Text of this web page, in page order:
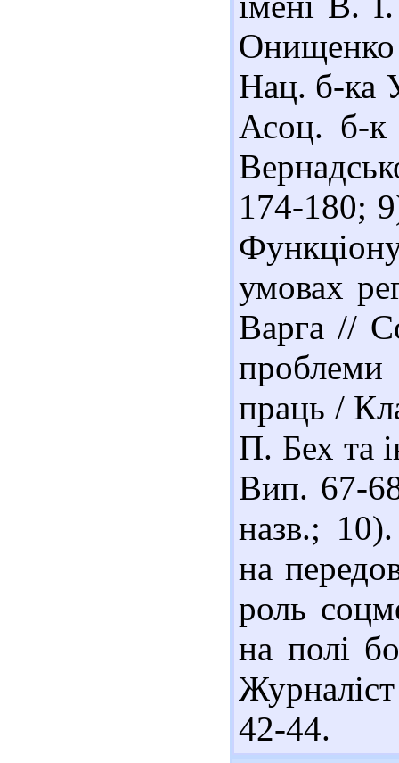
Онищенко
Нац. б-ка
Асоц. б-
174-180;
умовах
Варга //
проблеми
праць /
П. Бех та
Вип. 67-
назв.;
на
роль
на полі
42-44.